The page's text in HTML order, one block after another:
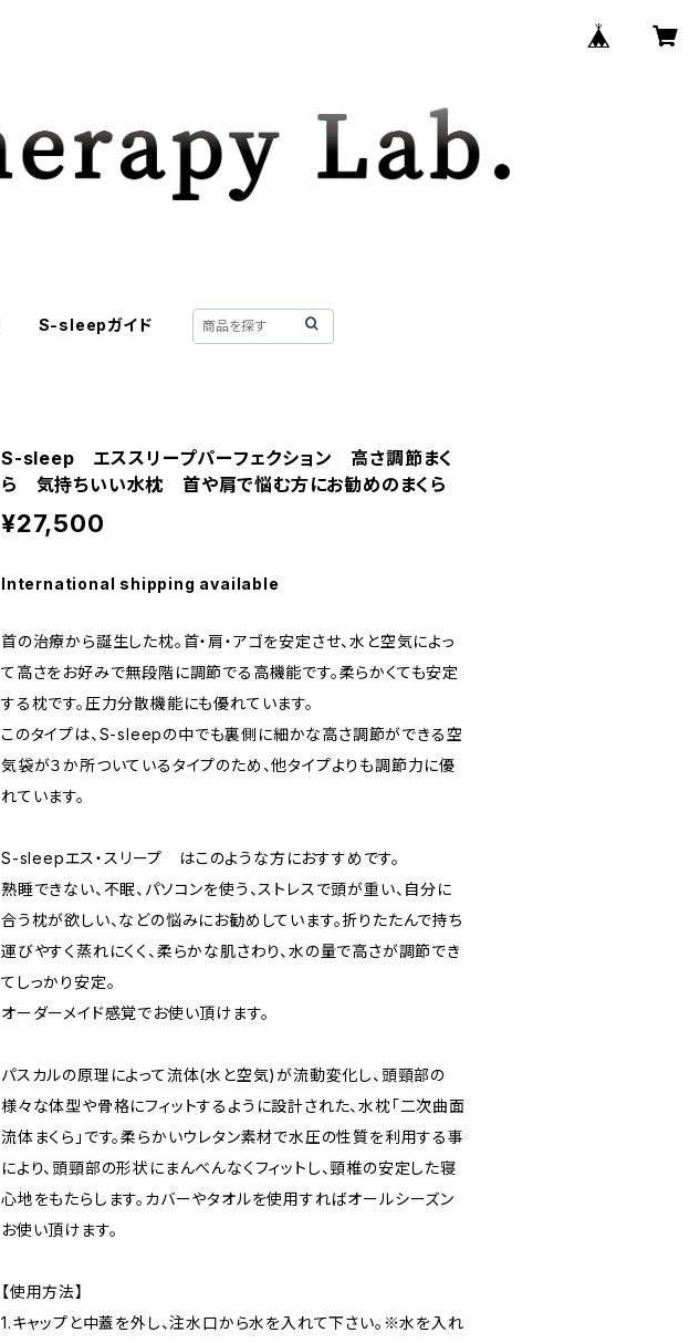
S-sleepガイド
S-sleep エススリープパーフェクション 高さ調節まく
ら 気持ちいい水枕 首や肩で悩む方にお勧めのまくら
¥27,500
International shipping available
首の治療から誕生した枕。首・肩・アゴを安定させ、水と空気によっ
て高さをお好みで無段階に調節でる高機能です。柔らかくても安定
する枕です。圧力分散機能にも優れています。
このタイプは、S-sleepの中でも裏側に細かな高さ調節ができる空
気袋が３か所ついているタイプのため、他タイプよりも調節力に優
れています。
S-sleepエス・スリープ はこのような方におすすめです。
熟睡できない、不眠、パソコンを使う、ストレスで頭が重い、自分に
合う枕が欲しい、などの悩みにお勧めしています。折りたたんで持ち
運びやすく蒸れにくく、柔らかな肌さわり、水の量で高さが調節でき
てしっかり安定。
オーダーメイド感覚でお使い頂けます。
パスカルの原理によって流体(水と空気)が流動変化し、頭頸部の
様々な体型や骨格にフィットするように設計された、水枕「二次曲面
流体まくら」です。柔らかいウレタン素材で水圧の性質を利用する事
により、頭頸部の形状にまんべんなくフィットし、頸椎の安定した寝
心地をもたらします。カバーやタオルを使用すればオールシーズン
お使い頂けます。
【使用方法】
1.キャップと中蓋を外し、注水口から水を入れて下さい。※水を入れ